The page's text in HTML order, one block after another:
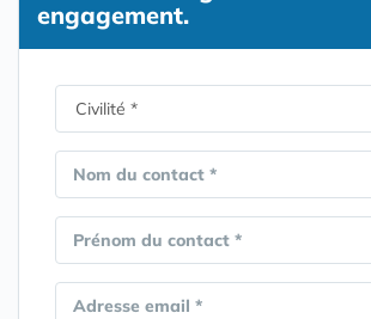
engagement.
Nom du contact *
Prénom du contact *
Adresse email *